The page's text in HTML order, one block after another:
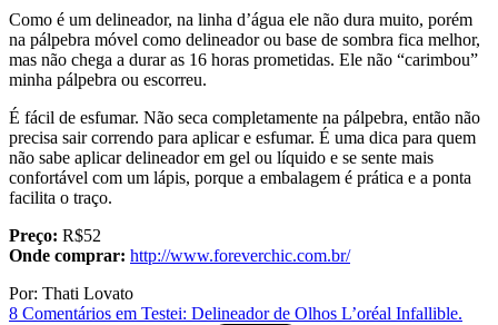
Como é um delineador, na linha d’água ele não dura muito, porém
na pálpebra móvel como delineador ou base de sombra fica melhor,
mas não chega a durar as 16 horas prometidas. Ele não “carimbou”
minha pálpebra ou escorreu.
É fácil de esfumar. Não seca completamente na pálpebra, então não
precisa sair correndo para aplicar e esfumar. É uma dica para quem
não sabe aplicar delineador em gel ou líquido e se sente mais
confortável com um lápis, porque a embalagem é prática e a ponta
facilita o traço.
Preço: R$52
Onde comprar: http://www.foreverchic.com.br/
Por: Thati Lovato
8 Comentários em Testei: Delineador de Olhos L’oréal Infallible.